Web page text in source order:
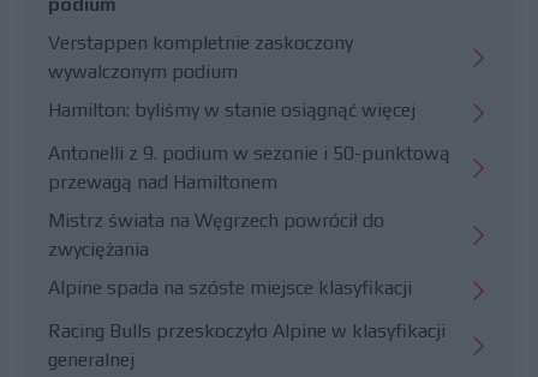
Verstappen kompletnie zaskoczony
wywalczonym podium
Hamilton: byliśmy w stanie osiągnąć więcej
Antonelli z 9. podium w sezonie i 50-punktową
przewagą nad Hamiltonem
Mistrz świata na Węgrzech powrócił do
zwyciężania
Alpine spada na szóste miejsce klasyfikacji
Racing Bulls przeskoczyło Alpine w klasyfikacji
generalnej